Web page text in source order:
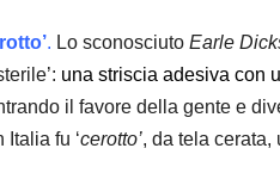
. Lo sconosciuto Earle
una striscia adesiva con
il favore della gente e
Italia fu ‘cerotto’, da tela